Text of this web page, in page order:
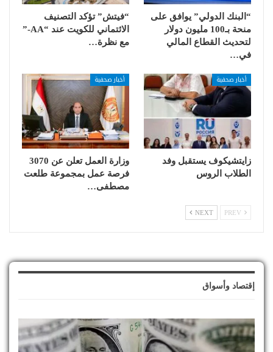
“البنك الدولي” يوافق على
منحة بـ100 مليون دولار
لتحديث القطاع المالي
في…
“فيتش” تؤكد التصنيف
الائتماني للكويت عند “AA-”
مع نظرة…
أخبار صحفية
زايتشيكوف يستقبل وفد
الطلاب الروس
أخبار صحفية
وزارة العمل تعلن عن 3070
فرصة عمل بمجموعة طلعت
مصطفى…
NEXT
إقتصاد وأسواق